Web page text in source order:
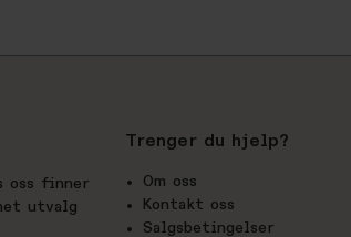
oss finner
utvalg
Trenger du hjelp?
Om oss
Kontakt oss
Salgsbetingelser